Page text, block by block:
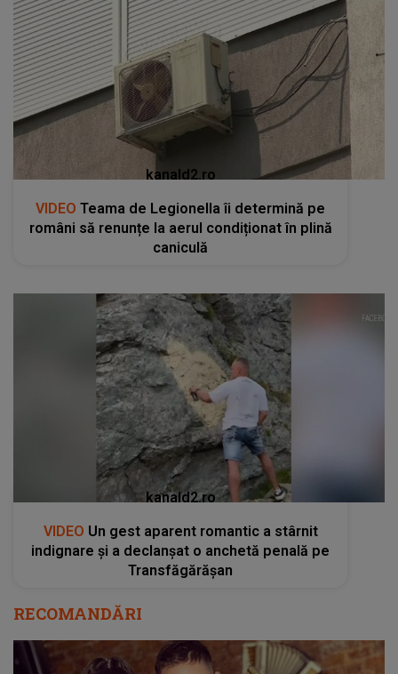
kanald2.ro
VIDEO Teama de Legionella îi determină pe
români să renunțe la aerul condiționat în plină
caniculă
kanald2.ro
VIDEO Un gest aparent romantic a stârnit
indignare și a declanșat o anchetă penală pe
Transfăgărășan
RECOMANDĂRI